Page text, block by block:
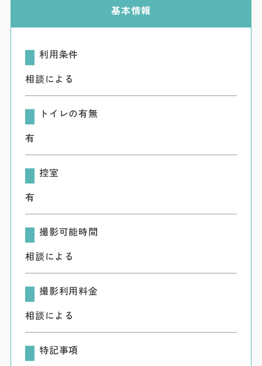
基本情報
利用条件
相談による
トイレの有無
有
控室
有
撮影可能時間
相談による
撮影利用料金
相談による
特記事項